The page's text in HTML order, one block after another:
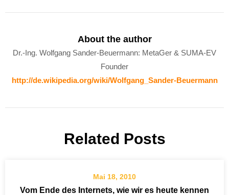
About the author
Dr.-Ing. Wolfgang Sander-Beuermann: MetaGer & SUMA-EV
Founder
http://de.wikipedia.org/wiki/Wolfgang_Sander-Beuermann
Related Posts
Mai 18, 2010
Vom Ende des Internets, wie wir es heute kennen